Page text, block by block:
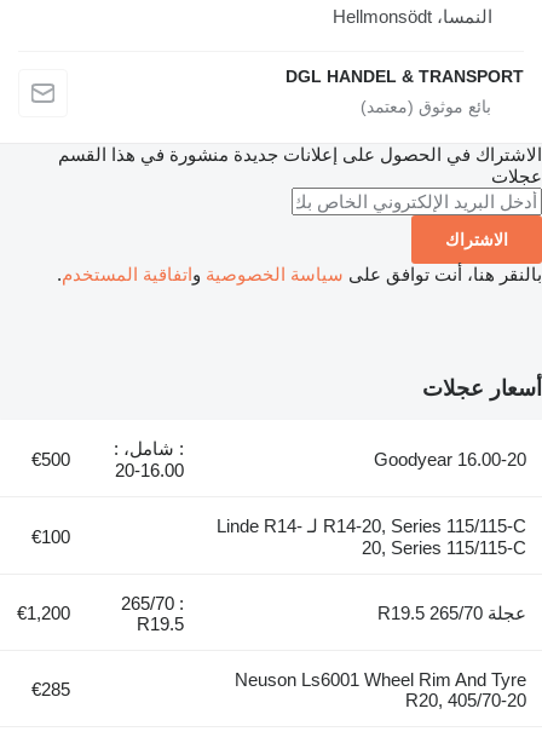
النمسا، Hellmonsödt
DGL HANDEL & TRANSPORT
الاشتراك في الحصول على إعلانات جديدة منشورة في هذا القسم
عجلات
الاشتراك
بالنقر هنا، أنت توافق على سياسة الخصوصية واتفاقية المستخدم.
أسعار عجلات
Goodyear 16.00-20
: شامل، :
16.00-20
€500
R14-20, Series 115/115-C لـ Linde R14-
20, Series 115/115-C
€100
عجلة 265/70 R19.5
: 265/70
R19.5
€1,200
Neuson Ls6001 Wheel Rim And Tyre
R20, 405/70-20
€285